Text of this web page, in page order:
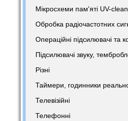
Мікросхеми пам'яті UV-
Обробка радіочастотних
Операційні підсилювачі та
Підсилювачі звуку,
Різні
Таймери, годинники
Телевізійні
Телефонні